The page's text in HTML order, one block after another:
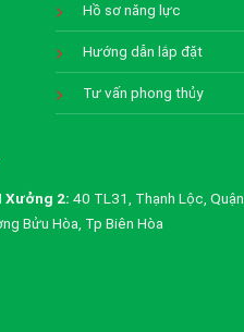
Hồ sơ năng lực
Hướng dẫn lắp đặt
Tư vấn phong thủy
Xưởng 2: 40 TL31, Thạnh Lộc, Quận
Bửu Hòa, Tp Biên Hòa